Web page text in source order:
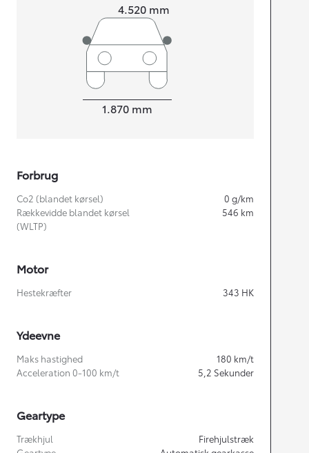
4.520 mm
1.870 mm
Forbrug
Co2 (blandet kørsel) 0 g/km
Rækkevidde blandet kørsel
(WLTP)
546 km
Motor
Hestekræfter 343 HK
Ydeevne
Maks hastighed 180 km/t
Acceleration 0-100 km/t
5,2 Sekunder
Geartype
Trækhjul
Firehjulstræk